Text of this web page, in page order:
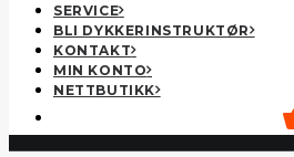
SERVICE
BLI DYKKERINSTRUKTØR
KONTAKT
MIN KONTO
NETTBUTIKK